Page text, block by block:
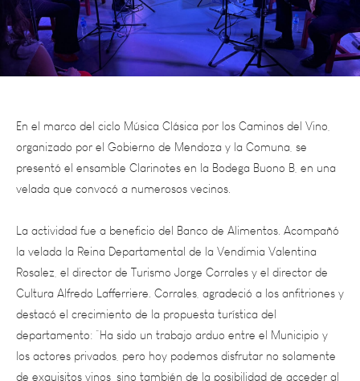
En el marco del ciclo Música Clásica por los Caminos del Vino,
organizado por el Gobierno de Mendoza y la Comuna, se
presentó el ensamble Clarinotes en la Bodega Buono B, en una
velada que convocó a numerosos vecinos.
La actividad fue a beneficio del Banco de Alimentos. Acompañó
la velada la Reina Departamental de la Vendimia Valentina
Rosalez, el director de Turismo Jorge Corrales y el director de
Cultura Alfredo Lafferriere. Corrales, agradeció a los anfitriones y
destacó el crecimiento de la propuesta turística del
departamento: “Ha sido un trabajo arduo entre el Municipio y
los actores privados, pero hoy podemos disfrutar no solamente
de exquisitos vinos, sino también de la posibilidad de acceder al